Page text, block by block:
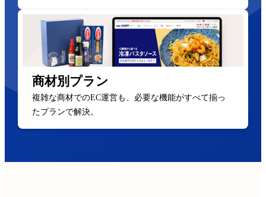
商材別プラン
複雑な商材でのEC運営も、必要な機能がすべて揃っ
たプランで解決。